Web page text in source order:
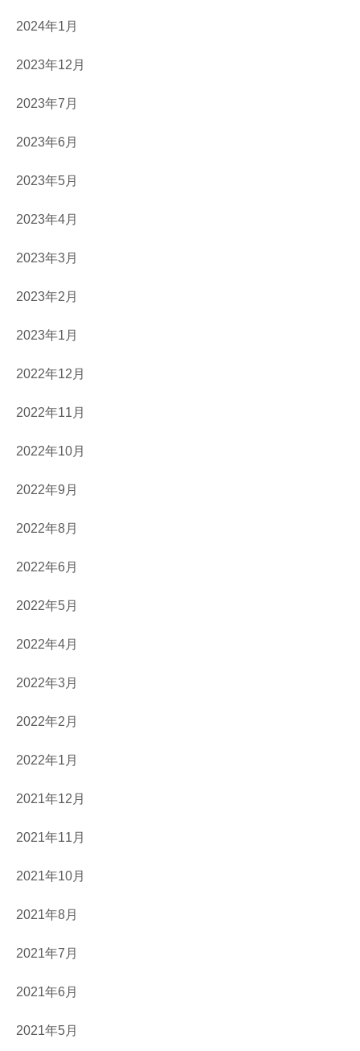
2024年1月
2023年12月
2023年7月
2023年6月
2023年5月
2023年4月
2023年3月
2023年2月
2023年1月
2022年12月
2022年11月
2022年10月
2022年9月
2022年8月
2022年6月
2022年5月
2022年4月
2022年3月
2022年2月
2022年1月
2021年12月
2021年11月
2021年10月
2021年8月
2021年7月
2021年6月
2021年5月